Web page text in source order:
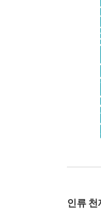
인류 천